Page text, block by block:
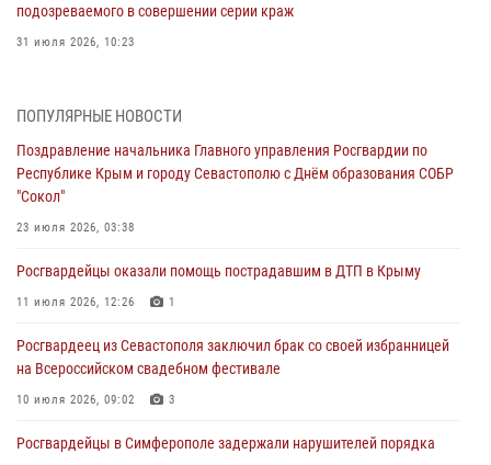
подозреваемого в совершении серии краж
31 июля 2026, 10:23
объекте в Севастополе
Росгвардейцы Севастополя пресекли противоправные действия на
охраняемом объекте
29 июля 2026, 12:34
Росгвардейцы Крыма и Севастополя отметили День Крещения Руси
28 июля 2026, 14:18
В Симферополе сотрудники Росгвардии задержали подозреваемого
в краже из гипермаркета
24 июля 2026, 12:21
ПОПУЛЯРНЫЕ НОВОСТИ
Поздравление начальника Главного управления Росгвардии по
Республике Крым и городу Севастополю с Днём образования СОБР
"Сокол"
23 июля 2026, 03:38
Росгвардейцы оказали помощь пострадавшим в ДТП в Крыму
11 июля 2026, 12:26 1
Росгвардеец из Севастополя заключил брак со своей избранницей
на Всероссийском свадебном фестивале
10 июля 2026, 09:02 3
Росгвардейцы в Симферополе задержали нарушителей порядка